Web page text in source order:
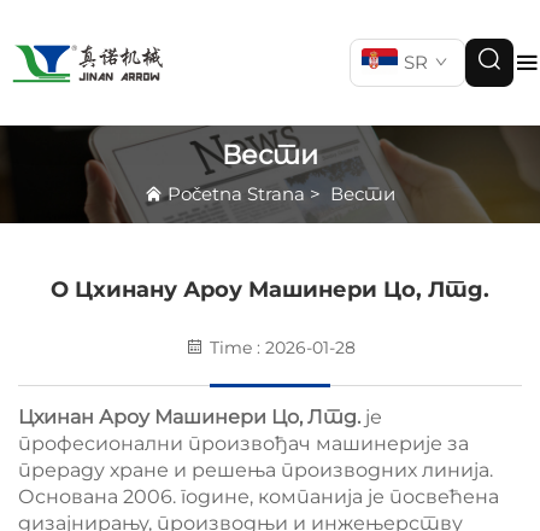
SR
Вести
Početna Strana > Вести
О Цхинану Ароу Машинери Цо, Лтд.
Time : 2026-01-28
Цхинан Ароу Машинери Цо, Лтд. је
професионални произвођач машинерије за
прераду хране и решења производних линија.
Основана 2006. године, компанија је посвећена
дизајнирању, производњи и инжењерству